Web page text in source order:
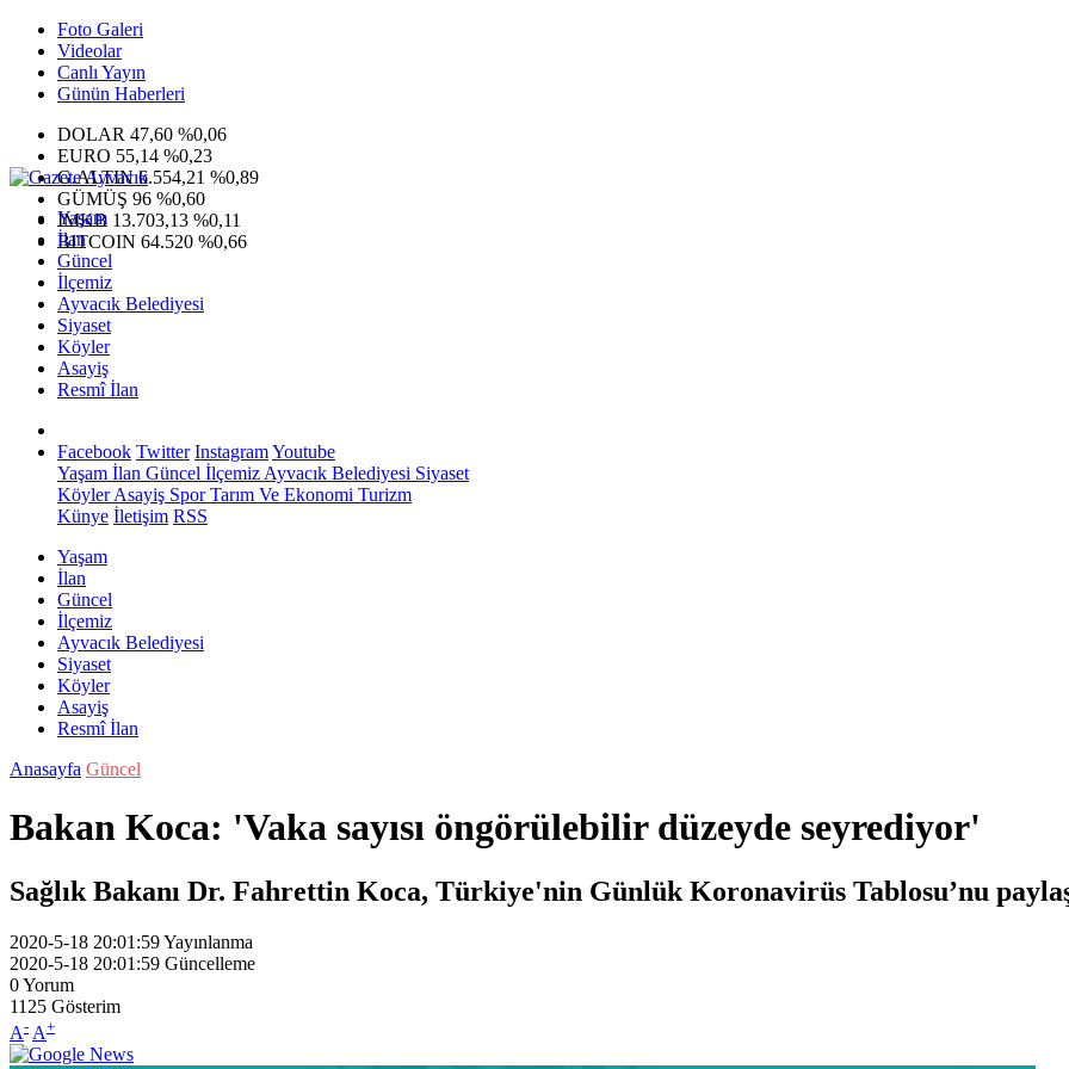
Foto Galeri
Videolar
Canlı Yayın
Günün Haberleri
DOLAR 47,60 %0,06
EURO 55,14 %0,23
G.ALTIN6.554,21 %0,89
GÜMÜŞ 96 %0,60
IMKB 13.703,13 %0,11
BITCOIN 64.520 %0,66
Yaşam
İlan
Güncel
İlçemiz
Ayvacık Belediyesi
Siyaset
Köyler
Asayiş
Resmî İlan
Facebook Twitter InstagramYoutube
Yaşam İlan Güncel İlçemiz Ayvacık Belediyesi Siyaset
KöylerAsayiş SporTarım Ve Ekonomi Turizm
Künye İletişim RSS
Yaşam
İlan
Güncel
İlçemiz
Ayvacık Belediyesi
Siyaset
Köyler
Asayiş
Resmî İlan
Anasayfa Güncel
Bakan Koca: 'Vaka sayısı öngörülebilir düzeyde seyrediyor'
Sağlık Bakanı Dr. Fahrettin Koca, Türkiye'nin Günlük Koronavirüs Tablosu’nu
2020-5-18 20:01:59Yayınlanma
2020-5-18 20:01:59 Güncelleme
0Yorum
1125 Gösterim
A- A+